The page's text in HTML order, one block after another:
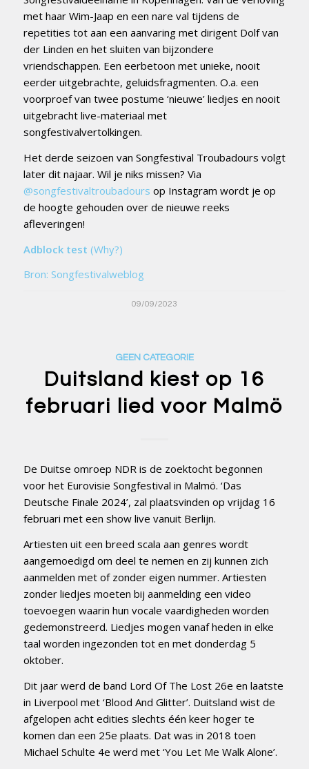
met haar Wim-Jaap en een nare val tijdens de
repetities tot aan een aanvaring met dirigent Dolf van
der Linden en het sluiten van bijzondere
vriendschappen. Een eerbetoon met unieke, nooit
eerder uitgebrachte, geluidsfragmenten. O.a. een
voorproef van twee postume ‘nieuwe’ liedjes en nooit
uitgebracht live-materiaal met
songfestivalvertolkingen.
Het derde seizoen van Songfestival Troubadours volgt
later dit najaar. Wil je niks missen? Via
@songfestivaltroubadours op Instagram wordt je op
de hoogte gehouden over de nieuwe reeks
afleveringen!
Adblock test (Why?)
Bron: Songfestivalweblog
09/09/2023
GEEN CATEGORIE
Duitsland kiest op 16
februari lied voor Malmö
De Duitse omroep NDR is de zoektocht begonnen
voor het Eurovisie Songfestival in Malmö. ‘Das
Deutsche Finale 2024’, zal plaatsvinden op vrijdag 16
februari met een show live vanuit Berlijn.
Artiesten uit een breed scala aan genres wordt
aangemoedigd om deel te nemen en zij kunnen zich
aanmelden met of zonder eigen nummer. Artiesten
zonder liedjes moeten bij aanmelding een video
toevoegen waarin hun vocale vaardigheden worden
gedemonstreerd. Liedjes mogen vanaf heden in elke
taal worden ingezonden tot en met donderdag 5
oktober.
Dit jaar werd de band Lord Of The Lost 26e en laatste
in Liverpool met ‘Blood And Glitter’. Duitsland wist de
afgelopen acht edities slechts één keer hoger te
komen dan een 25e plaats. Dat was in 2018 toen
Michael Schulte 4e werd met ‘You Let Me Walk Alone’.